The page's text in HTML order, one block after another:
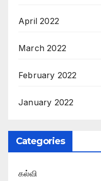
April 2022
March 2022
February 2022
January 2022
Categories
கல்வி